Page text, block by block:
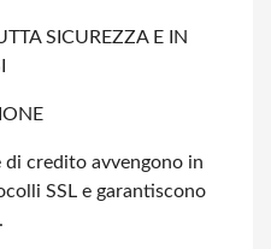
SICUREZZA E IN
di credito avvengono in
SSL e garantiscono